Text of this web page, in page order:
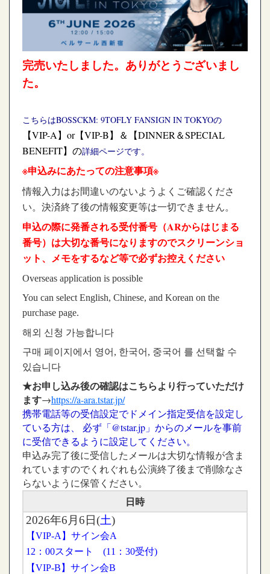
完売いたしました。 ありがとうございまし
た。
こちらはBOSSCKM: 9TOFLY FANSIGN IN TOKYOの
【VIP-A】or【VIP-B】＆
【DINNER＆SPECIAL
BENEFIT】の詳細ページです。
※申込みにあたっての注意事項※
情報入力はお間違いのないようよくご確認くださ
い。決済終了後の情報変更等は一切できません。
申込の際に発番される受付番号（ARからはじまる
番号）は大切な番号になりますのでスクリーンショ
ット、メモをするなど等で必ずお控えください
Overseas application is possible
You can select English, Chinese, and Korean on the
purchase page.
해외 신청 가능합니다
구매 페이지에서 영어, 한국어, 중국어 를 선택할 수
있습니다
★お申し込み後の確認はこちらより行っていただけ
ます→https://a-ara.tstar.jp/
携帯電話等の受信設定でドメイン指定受信を設定し
ている方は、 必ず「@tstar.jp」からのメールを事前
に受信できるように設定してください。
申込み完了後に受信したメールは大切な情報が含ま
れていますのでくれぐれも公演終了後まで削除なさ
らないように保管ください。
日時
2026年6月6日(土)
【VIP-A】サイン会A
12：00スタート (11：30受付)
【VIP-B】サイン会B